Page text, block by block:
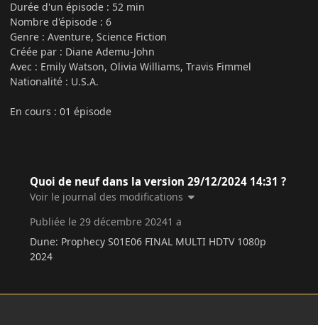
Durée d'un épisode : 52 min
Nombre d'épisode : 6
Genre : Aventure, Science Fiction
Créée par : Diane Ademu-John
Avec : Emily Watson, Olivia Williams, Travis Fimmel
Nationalité : U.S.A.
En cours : 01 épisode
Quoi de neuf dans la version 29/12/2024 14:31 ?
Voir le journal des modifications
Publiée le 29 décembre 20241 a
Dune: Prophecy S01E06 FINAL MULTI HDTV 1080p
2024